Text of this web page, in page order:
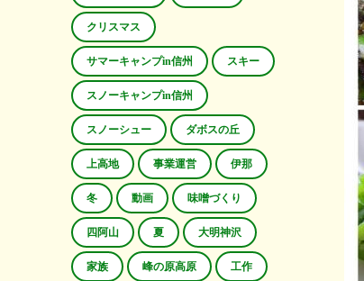
クリスマス
サマーキャンプin信州 スキー
スノーキャンプin信州
スノーシュー ダボスの丘
上高地 事業運営 伊那
冬 動画 味噌づくり
四阿山 夏 大明神沢
家族 峰の原高原 工作